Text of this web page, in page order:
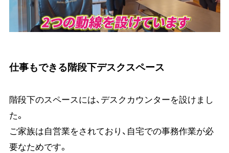
仕事もできる階段下デスクスペース
階段下のスペースには、デスクカウンターを設けまし
た。
ご家族は自営業をされており、自宅での事務作業が必
要なためです。